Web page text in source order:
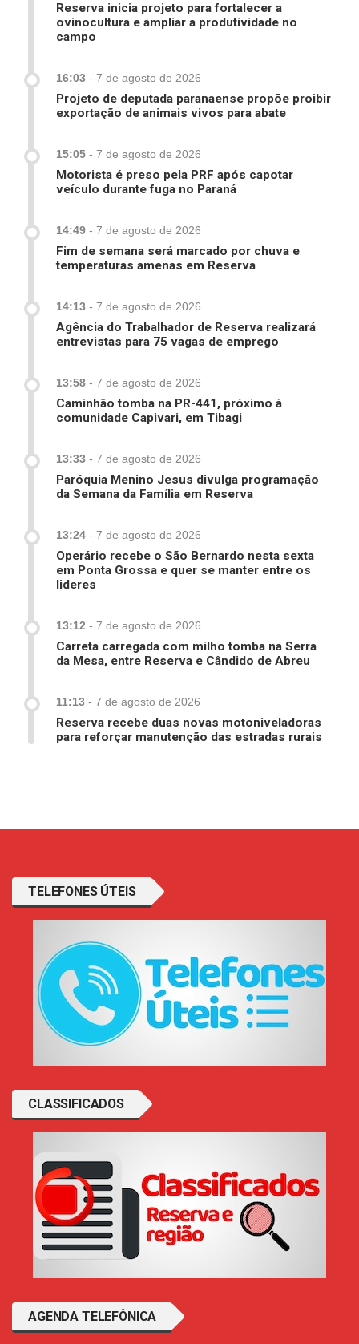
Reserva inicia projeto para fortalecer a
ovinocultura e ampliar a produtividade no
campo
16:03 - 7 de agosto de 2026
Projeto de deputada paranaense propõe proibir
exportação de animais vivos para abate
15:05 - 7 de agosto de 2026
Motorista é preso pela PRF após capotar
veículo durante fuga no Paraná
14:49 - 7 de agosto de 2026
Fim de semana será marcado por chuva e
temperaturas amenas em Reserva
14:13 - 7 de agosto de 2026
Agência do Trabalhador de Reserva realizará
entrevistas para 75 vagas de emprego
13:58 - 7 de agosto de 2026
Caminhão tomba na PR-441, próximo à
comunidade Capivari, em Tibagi
13:33 - 7 de agosto de 2026
Paróquia Menino Jesus divulga programação
da Semana da Família em Reserva
13:24 - 7 de agosto de 2026
Operário recebe o São Bernardo nesta sexta
em Ponta Grossa e quer se manter entre os
lideres
13:12 - 7 de agosto de 2026
Carreta carregada com milho tomba na Serra
da Mesa, entre Reserva e Cândido de Abreu
11:13 - 7 de agosto de 2026
Reserva recebe duas novas motoniveladoras
para reforçar manutenção das estradas rurais
TELEFONES ÚTEIS
CLASSIFICADOS
AGENDA TELEFÔNICA